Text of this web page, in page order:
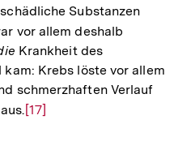
Substanzen
vor allem deshalb
Krankheit des
Krebs löste vor allem
schmerzhaften Verlauf
Zur
[17]